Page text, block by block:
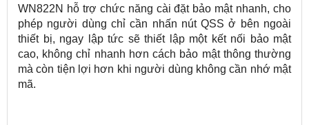
WN822N hỗ trợ chức năng cài đặt bảo mật nhanh, cho
phép người dùng chỉ cần nhấn nút QSS ở bên ngoài
thiết bị, ngay lập tức sẽ thiết lập một kết nối bảo mật
cao, không chỉ nhanh hơn cách bảo mật thông thường
mà còn tiện lợi hơn khi người dùng không cần nhớ mật
mã.